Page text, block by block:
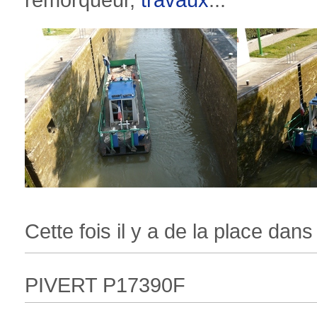
Cette fois il y a de la place
PIVERT P17390F